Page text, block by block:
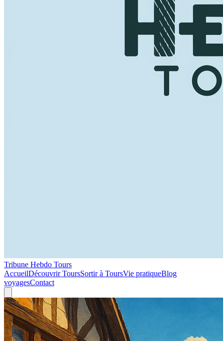
Tribune Hebdo Tours
AccueilDécouvrir ToursSortir à ToursVie pratiqueBlog
voyagesContact